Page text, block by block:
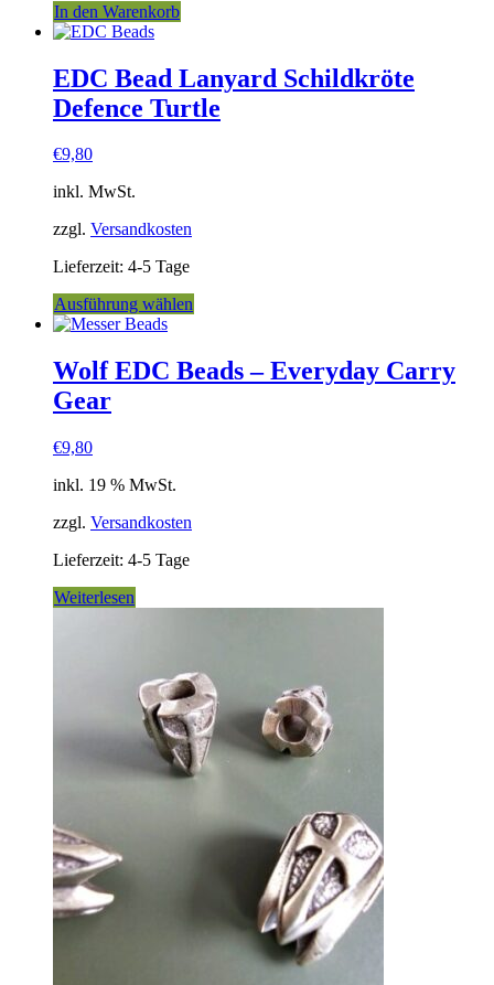
In den Warenkorb
EDC Bead Lanyard Schildkröte
Defence Turtle
€9,80
inkl. MwSt.
zzgl. Versandkosten
Lieferzeit: 4-5 Tage
Ausführung wählen
mehrere
Varianten
Wolf EDC Beads – Everyday Carry
Gear
€9,80
inkl. 19 % MwSt.
zzgl. Versandkosten
Lieferzeit: 4-5 Tage
Weiterlesen